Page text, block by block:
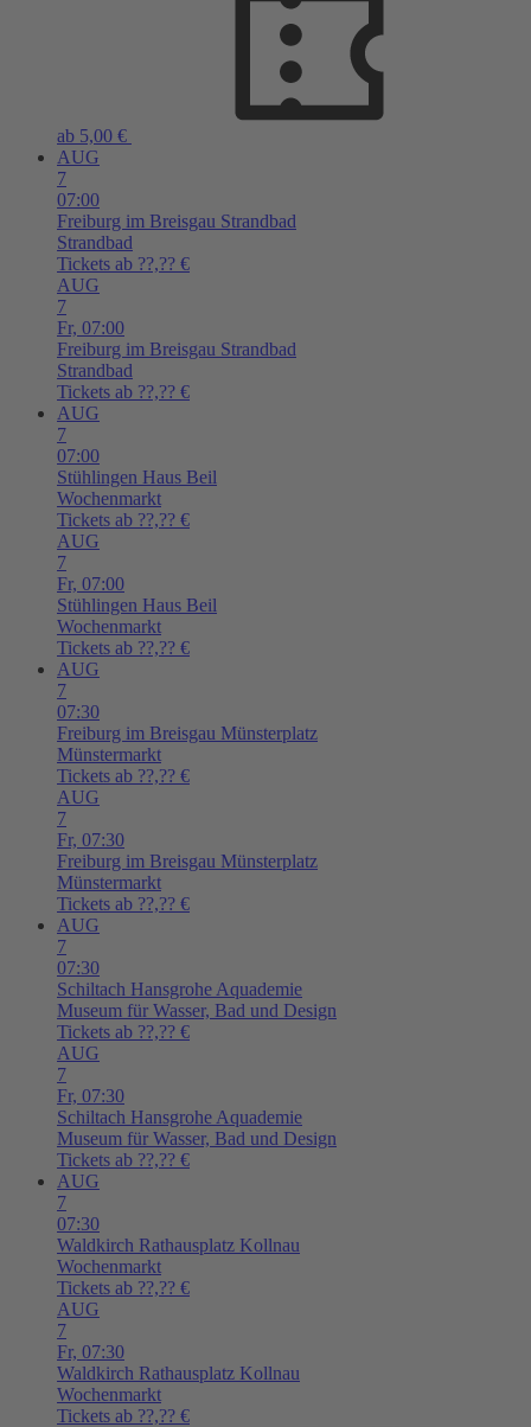
ab 5,00 €
AUG
7
07:00
Freiburg im Breisgau Strandbad
Strandbad
Tickets ab ??,?? €
AUG
7
Fr, 07:00
Freiburg im Breisgau Strandbad
Strandbad
Tickets ab ??,?? €
AUG
7
07:00
Stühlingen Haus Beil
Wochenmarkt
Tickets ab ??,?? €
AUG
7
Fr, 07:00
Stühlingen Haus Beil
Wochenmarkt
Tickets ab ??,?? €
AUG
7
07:30
Freiburg im Breisgau Münsterplatz
Münstermarkt
Tickets ab ??,?? €
AUG
7
Fr, 07:30
Freiburg im Breisgau Münsterplatz
Münstermarkt
Tickets ab ??,?? €
AUG
7
07:30
Schiltach Hansgrohe Aquademie
Museum für Wasser, Bad und Design
Tickets ab ??,?? €
AUG
7
Fr, 07:30
Schiltach Hansgrohe Aquademie
Museum für Wasser, Bad und Design
Tickets ab ??,?? €
AUG
7
07:30
Waldkirch Rathausplatz Kollnau
Wochenmarkt
Tickets ab ??,?? €
AUG
7
Fr, 07:30
Waldkirch Rathausplatz Kollnau
Wochenmarkt
Tickets ab ??,?? €